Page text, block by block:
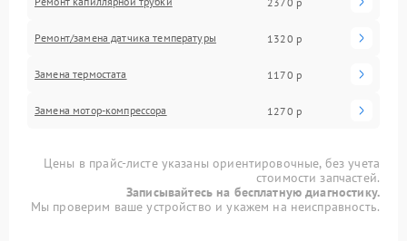
Ремонт/замена датчика температуры 1320 р
Замена термостата 1170 р
Замена мотор-компрессора 1270 р
Цены в прайс-листе указаны ориентировочные, без учета
стоимости запчастей.
Записывайтесь на бесплатную диагностику.
Мы проверим ваше устройство и укажем на неисправность.